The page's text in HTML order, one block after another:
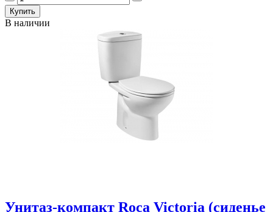
В наличии
Унитаз-компакт Roca Victoria (сиденье